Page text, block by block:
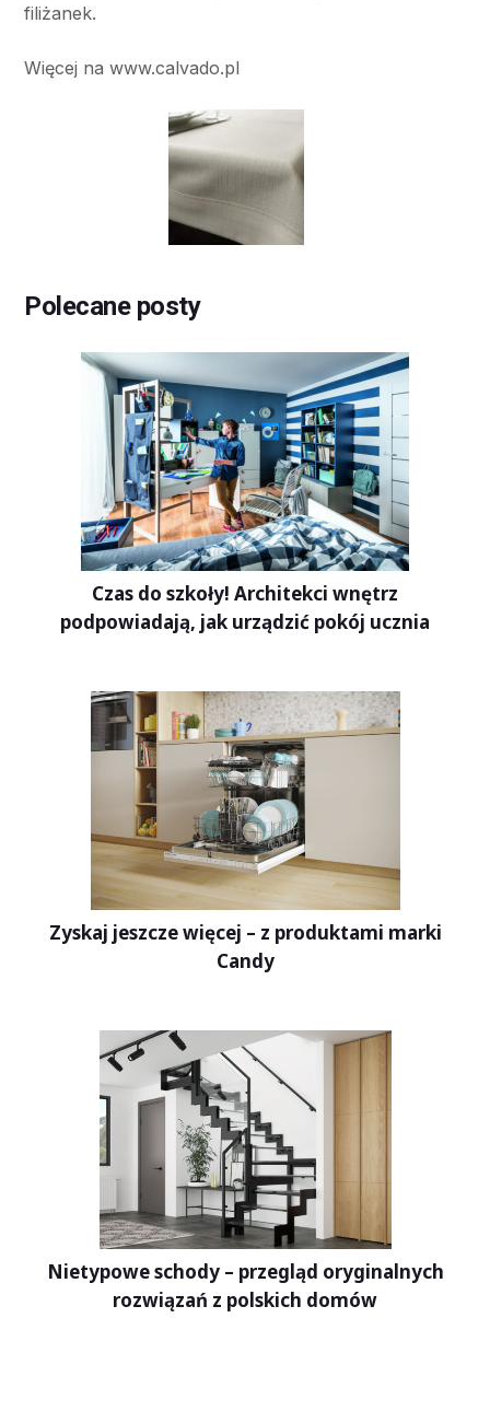
filiżanek.
Więcej na www.calvado.pl
Polecane posty
Czas do szkoły! Architekci wnętrz
podpowiadają, jak urządzić pokój ucznia
Zyskaj jeszcze więcej – z produktami marki
Candy
Nietypowe schody – przegląd oryginalnych
rozwiązań z polskich domów